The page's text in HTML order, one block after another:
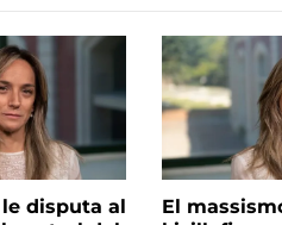
disputa al
El